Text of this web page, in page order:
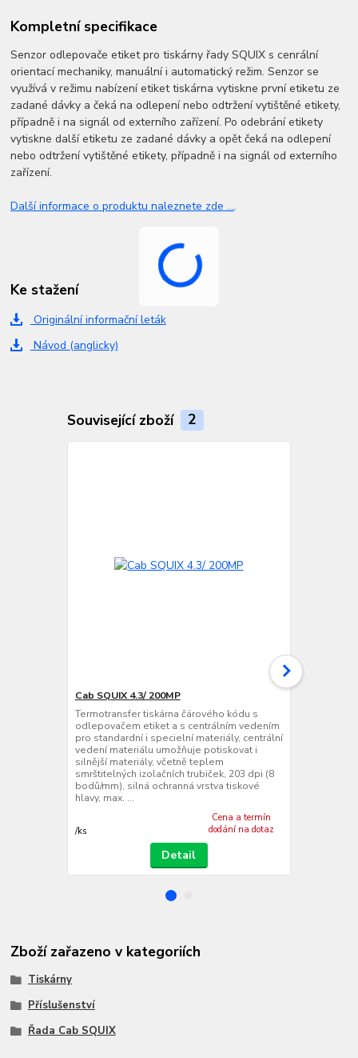
Kompletní specifikace
Senzor odlepovače etiket pro tiskárny řady SQUIX s cenrální
orientací mechaniky, manuální i automatický režim. Senzor se
využívá v režimu nabízení etiket tiskárna vytiskne první etiketu ze
zadané dávky a čeká na odlepení nebo odtržení vytištěné etikety,
případně i na signál od externího zařízení. Po odebrání etikety
vytiskne další etiketu ze zadané dávky a opět čeká na odlepení
nebo odtržení vytištěné etikety, případně i na signál od externího
zařízení.
Další informace o produktu naleznete zde ....
Ke stažení
Originální informační leták
Návod (anglicky)
Související zboží 2
Cab SQUIX 4.3/ 200MP
Termotransfer tiskárna čárového kódu s
odlepovačem etiket a s centrálním vedením
pro standardní i specielní materiály, centrální
vedení materiálu umožňuje potiskovat i
silnější materiály, včetně teplem
smrštitelných izolačních trubiček, 203 dpi (8
bodů/mm), silná ochranná vrstva tiskové
hlavy, max. ...
/ks
Cena a termín
dodání na dotaz
Detail
Zboží zařazeno v kategoriích
Tiskárny
Příslušenství
Řada Cab SQUIX